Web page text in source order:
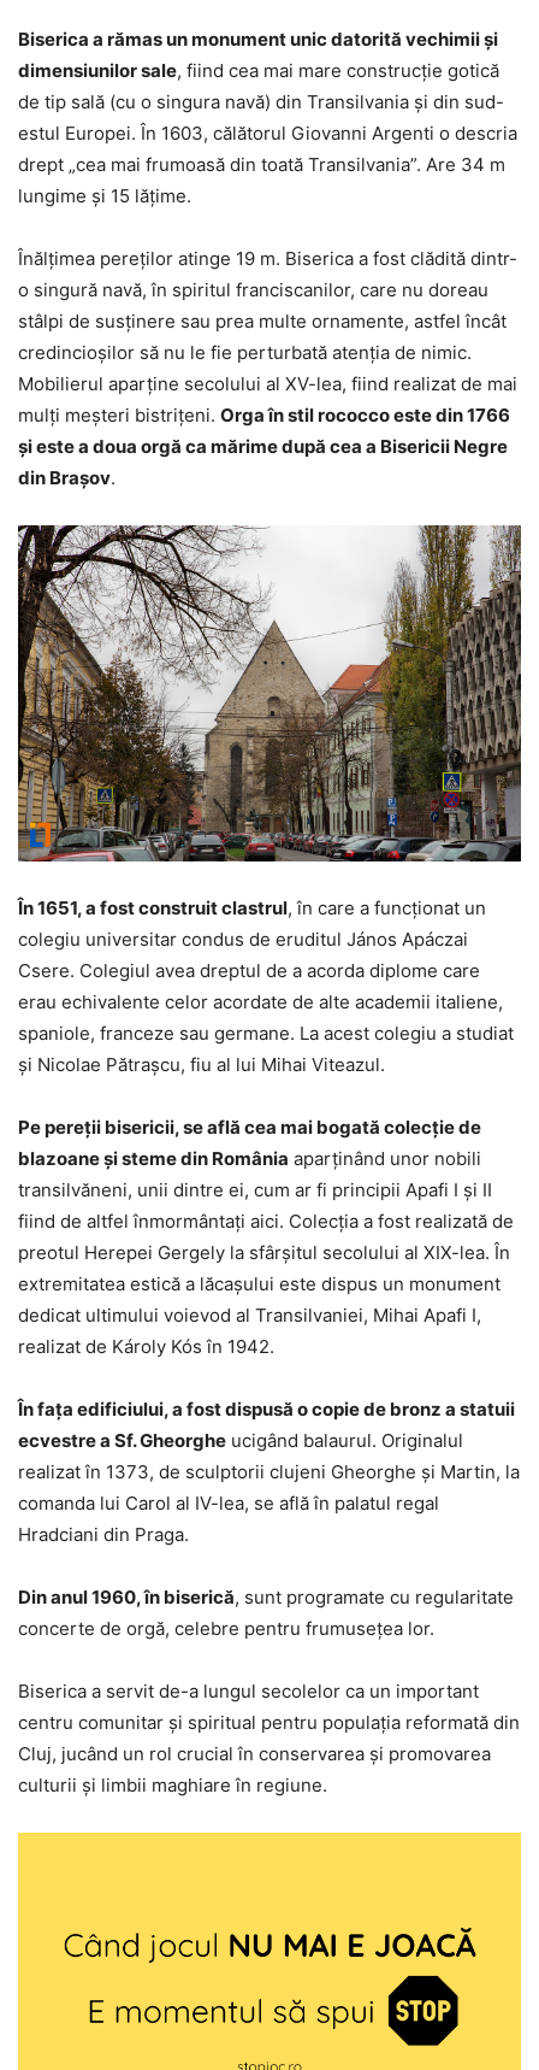
Biserica a rămas un monument unic datorită vechimii şi
dimensiunilor sale, fiind cea mai mare construcţie gotică
de tip sală (cu o singura navă) din Transilvania şi din sud-
estul Europei. În 1603, călătorul Giovanni Argenti o descria
drept „cea mai frumoasă din toată Transilvania”. Are 34 m
lungime şi 15 lăţime.
Înălţimea pereţilor atinge 19 m. Biserica a fost clădită dintr-
o singură navă, în spiritul franciscanilor, care nu doreau
stâlpi de susţinere sau prea multe ornamente, astfel încât
credincioşilor să nu le fie perturbată atenţia de nimic.
Mobilierul aparţine secolului al XV-lea, fiind realizat de mai
mulţi meşteri bistriţeni. Orga în stil rococco este din 1766
şi este a doua orgă ca mărime după cea a Bisericii Negre
din Braşov.
În 1651, a fost construit clastrul, în care a funcţionat un
colegiu universitar condus de eruditul János Apáczai
Csere. Colegiul avea dreptul de a acorda diplome care
erau echivalente celor acordate de alte academii italiene,
spaniole, franceze sau germane. La acest colegiu a studiat
şi Nicolae Pătraşcu, fiu al lui Mihai Viteazul.
Pe pereţii bisericii, se află cea mai bogată colecţie de
blazoane şi steme din România aparţinând unor nobili
transilvăneni, unii dintre ei, cum ar fi principii Apafi I şi II
fiind de altfel înmormântaţi aici. Colecţia a fost realizată de
preotul Herepei Gergely la sfârşitul secolului al XIX-lea. În
extremitatea estică a lăcaşului este dispus un monument
dedicat ultimului voievod al Transilvaniei, Mihai Apafi I,
realizat de Károly Kós în 1942.
În faţa edificiului, a fost dispusă o copie de bronz a statuii
ecvestre a Sf. Gheorghe ucigând balaurul. Originalul
realizat în 1373, de sculptorii clujeni Gheorghe şi Martin, la
comanda lui Carol al IV-lea, se află în palatul regal
Hradciani din Praga.
Din anul 1960, în biserică, sunt programate cu regularitate
concerte de orgă, celebre pentru frumuseţea lor.
Biserica a servit de-a lungul secolelor ca un important
centru comunitar și spiritual pentru populația reformată din
Cluj, jucând un rol crucial în conservarea și promovarea
culturii și limbii maghiare în regiune.